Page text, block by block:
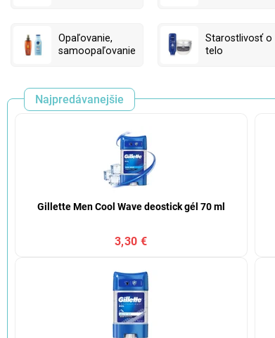
Opaľovanie,
samoopaľovanie
Starostlivosť o
telo
Najpredávanejšie
Gillette Men Cool Wave deostick gél 70 ml
3,30 €